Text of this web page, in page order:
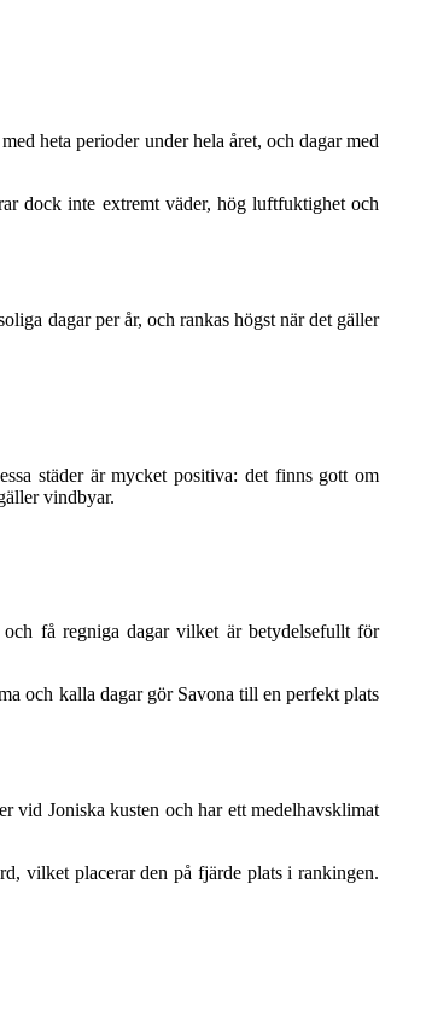
heta perioder under hela året, och dagar med
dock inte extremt väder, hög luftfuktighet och
dagar per år, och rankas högst när det gäller
städer är mycket positiva: det finns gott om
vindbyar.
få regniga dagar vilket är betydelsefullt för
och kalla dagar gör Savona till en perfekt plats
vid Joniska kusten och har ett medelhavsklimat
vilket placerar den på fjärde plats i rankingen.